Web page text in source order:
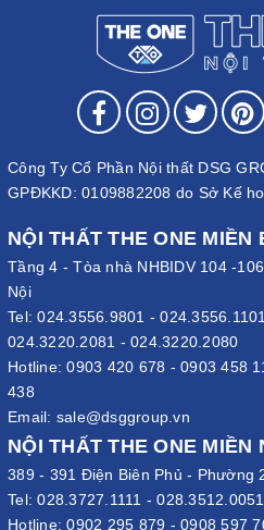
Công Ty Cổ Phần Nội thất DSG
GPĐKKD: 0109882208 do Sở Kế
NỘI THẤT THE ONE MIỀN
Tầng 4 - Tòa nhà NHBIDV 104 -
Nội
Tel:024.3556.9801 -024.3556.1101
024.3220.2081 - 024.3220.2080
Hotline:0903 420 678 - 0903 458
438
Email: sale@dsggroup.vn
NỘI THẤT THE ONE MIỀN
389 - 391 Điện Biên Phủ - Phường
Tel:028.3727.1111 -028.3512.0051
Hotline:0902 295 879 - 0908 597